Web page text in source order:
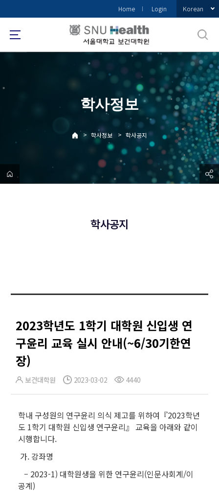
로
메
Home Login Korean
학사정보
> 학사정보 > 학사공지
학사공지
2023학년도 1학기 대학원 신입생 연
구윤리 교육 실시 안내(~6/30기한연
장)
보건대학원 2023-03-02 4440
학내 구성원의 연구윤리 의식 제고를 위하여『2023학년
도 1학기 대학원 신입생 연구윤리』 교육을 아래와 같이
시행합니다.
가. 강좌명
– 2023-1) 대학원생을 위한 연구윤리(인문사회계/이
공계)